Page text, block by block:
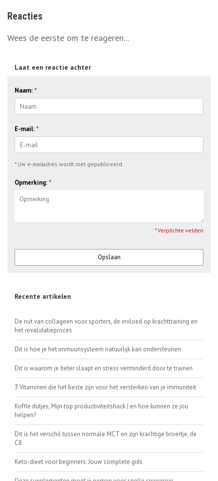
Reacties
Wees de eerste om te reageren...
Laat een reactie achter
Naam: *
E-mail: *
* Uw e-mailadres wordt niet gepubliceerd.
Opmerking: *
* Verplichte velden
Opslaan
Recente artikelen
De nut van collageen voor sporters, de invloed op krachttraining en
het revalidatieproces
Dit is hoe je het immuunsysteem natuurlijk kan ondersteunen
Dit is waarom je beter slaapt en stress verminderd door te trainen
3 Vitaminen die het beste zijn voor het versterken van je immuniteit
Koffie dutjes, Mijn top productiviteitshack | en hoe kunnen ze jou
helpen?
Dit is het verschil tussen normale MCT en zijn krachtige broertje, de
C8
Keto-dieet voor beginners: Jouw complete gids